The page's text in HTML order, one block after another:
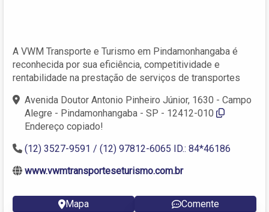
A VWM Transporte e Turismo em Pindamonhangaba é
reconhecida por sua eficiência, competitividade e
rentabilidade na prestação de serviços de transportes
Avenida Doutor Antonio Pinheiro Júnior, 1630 - Campo
Alegre - Pindamonhangaba - SP - 12412-010
Endereço copiado!
(12) 3527-9591 / (12) 97812-6065 ID.: 84*46186
www.vwmtransporteseturismo.com.br
Mapa Comente